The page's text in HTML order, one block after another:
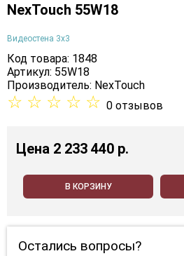
NexTouch 55W18
Видеостена 3х3
Код товара: 1848
Артикул: 55W18
Производитель: NexTouch
☆ ☆ ☆ ☆ ☆ 0 отзывов
Цена 2 233 440 p.
В КОРЗИНУ
Остались вопросы?